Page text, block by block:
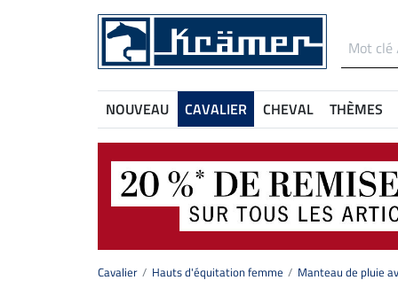
NOUVEAU CAVALIER CHEVAL THÈMES
Cavalier Hauts d'équitation femme Manteau de pluie